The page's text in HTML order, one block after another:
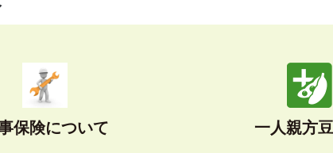
保険について 一人親方